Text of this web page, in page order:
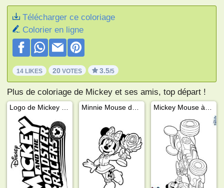
Télécharger ce coloriage
Colorier en ligne
14 LIKES 20 VOTES 3.5/5
Plus de coloriage de Mickey et ses amis, top départ !